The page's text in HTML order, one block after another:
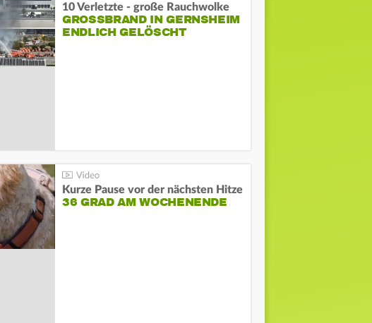
10 Verletzte - große Rauchwolke
GROSSBRAND IN GERNSHEIM E
NDLICH GELÖSCHT
Kurze Pause vor der nächsten Hitze
36 GRAD AM WOCHENENDE